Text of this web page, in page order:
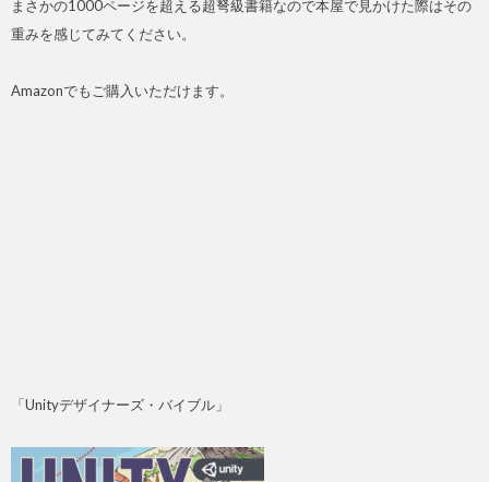
まさかの1000ページを超える超弩級書籍なので本屋で見かけた際はその
重みを感じてみてください。
Amazonでもご購入いただけます。
「Unityデザイナーズ・バイブル」